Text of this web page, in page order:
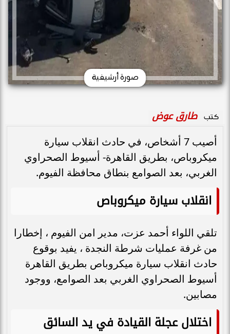
صورة أرشيفية
كتب طارق عوض
أصيب 7 أشخاص، في حادث انقلاب سيارة
ميكروباص، بطريق القاهرة- أسيوط الصحراوي
الغربي، بعد الصوامع بنطاق محافظة الفيوم.
انقلاب سيارة ميكروباص
تلقي اللواء أحمد عزت، مدير امن الفيوم ، إخطارا
من غرفة عمليات شرطة النجدة ، يفيد بوقوع
حادث انقلاب سيارة ميكروباص بطريق القاهرة
أسيوط الصحراوي الغربي بعد الصوامع، ووجود
مصابين.
اختلال عجلة القيادة في يد السائق